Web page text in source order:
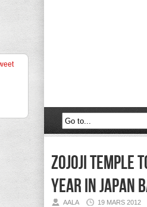
zojoji temple
year in japan
AALA 19 MARS 2012